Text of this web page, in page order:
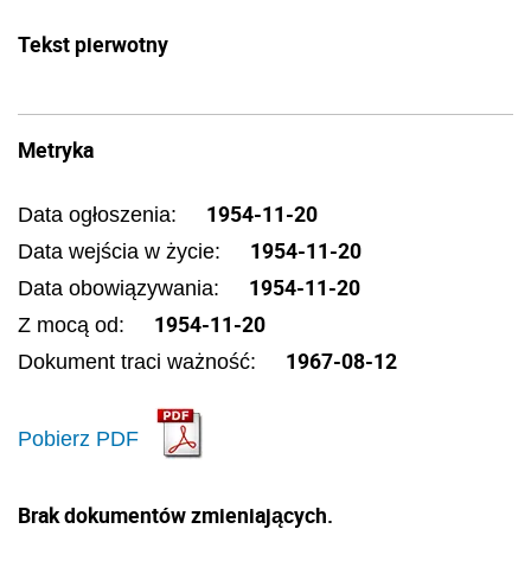
Tekst pierwotny
Metryka
Data ogłoszenia: 1954-11-20
Data wejścia w życie: 1954-11-20
Data obowiązywania: 1954-11-20
Z mocą od: 1954-11-20
Dokument traci ważność: 1967-08-12
Pobierz PDF
Brak dokumentów zmieniających.